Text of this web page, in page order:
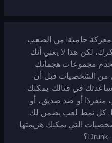
حامية! من الصعب
لكن هذا لا يعني أنك
مجموعات هجماتك
من الشخصيات قبل أن
في قتالك. يمكنك
أو ضد صديق، أو
كل نمط لعب يضمن لك
التي يمكنك هزيمتها